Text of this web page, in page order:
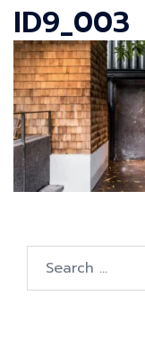
ID9_003
for: